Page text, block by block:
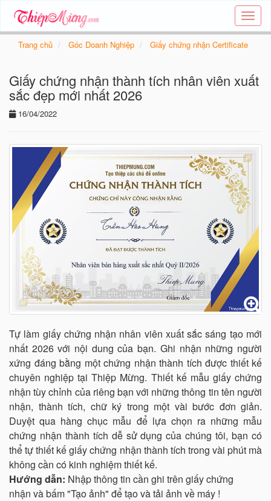
Tạo
thiệp
online
các
chủ
Trang chủ Góc Doanh Nghiệp Giấy chứng nhận Certificate
Giấy chứng nhận thành tích nhân viên xuất
sắc đẹp mới nhất 2026
16/04/2022
Tự làm giấy chứng nhận nhân viên xuất sắc sáng tạo mới
nhất 2026 với nội dung của bạn. Ghi nhận những người
xứng đáng bằng một chứng nhận thành tích được thiết kế
chuyên nghiệp tại Thiệp Mừng. Thiết kế mẫu giấy chứng
nhận tùy chỉnh của riêng bạn với những thông tin tên người
nhận, thành tích, chữ ký trong một vài bước đơn giản.
Duyệt qua hàng chục mẫu để lựa chọn ra những mẫu
chứng nhận thành tích dễ sử dụng của chúng tôi, bạn có
thể tự thiết kế giấy chứng nhận thành tích trong vài phút mà
không cần có kinh nghiệm thiết kế.
Hướng dẫn: Nhập thông tin cần ghi trên giấy chứng
nhận và bấm "Tạo ảnh" để tạo và tải ảnh về máy !